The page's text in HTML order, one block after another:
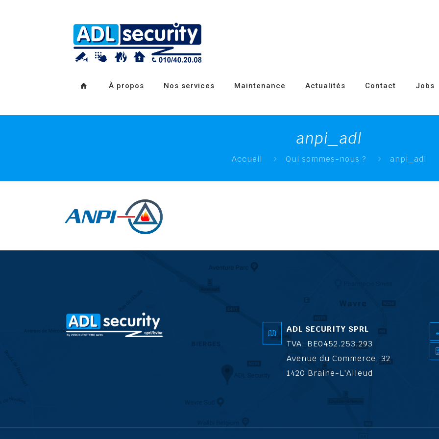
À propos Nos services Maintenance Actualités Contact Jobs
anpi_adl
Accueil Qui sommes-nous ? anpi_adl
ADL SECURITY SPRL
TVA: BE0452.253.293
Avenue du Commerce, 32
1420 Braine-L'Alleud